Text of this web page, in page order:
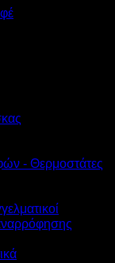
- Θερμοστάτες